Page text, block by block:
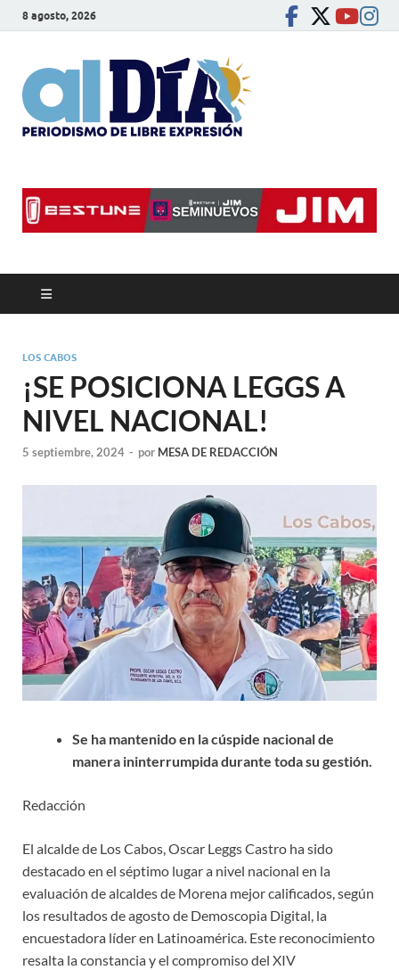
8 agosto, 2026
LOS CABOS
¡SE POSICIONA LEGGS A
NIVEL NACIONAL!
5 septiembre, 2024 - por MESA DE REDACCIÓN
Se ha mantenido en la cúspide nacional de
manera ininterrumpida durante toda su gestión.
Redacción
El alcalde de Los Cabos, Oscar Leggs Castro ha sido
destacado en el séptimo lugar a nivel nacional en la
evaluación de alcaldes de Morena mejor calificados, según
los resultados de agosto de Demoscopia Digital, la
encuestadora líder en Latinoamérica. Este reconocimiento
resalta la constancia y el compromiso del XIV